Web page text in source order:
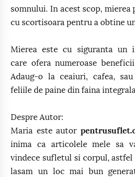
somnului. In acest scop,
cu scortisoara pentru a obtine
Mierea este cu siguranta un
care ofera numeroase
Adaug-o la ceaiuri, cafea,
feliile de paine din faina
Despre Autor:
Maria este autor
inima ca articolele mele sa
vindece sufletul si corpul, astfel
lasam un loc mai bun